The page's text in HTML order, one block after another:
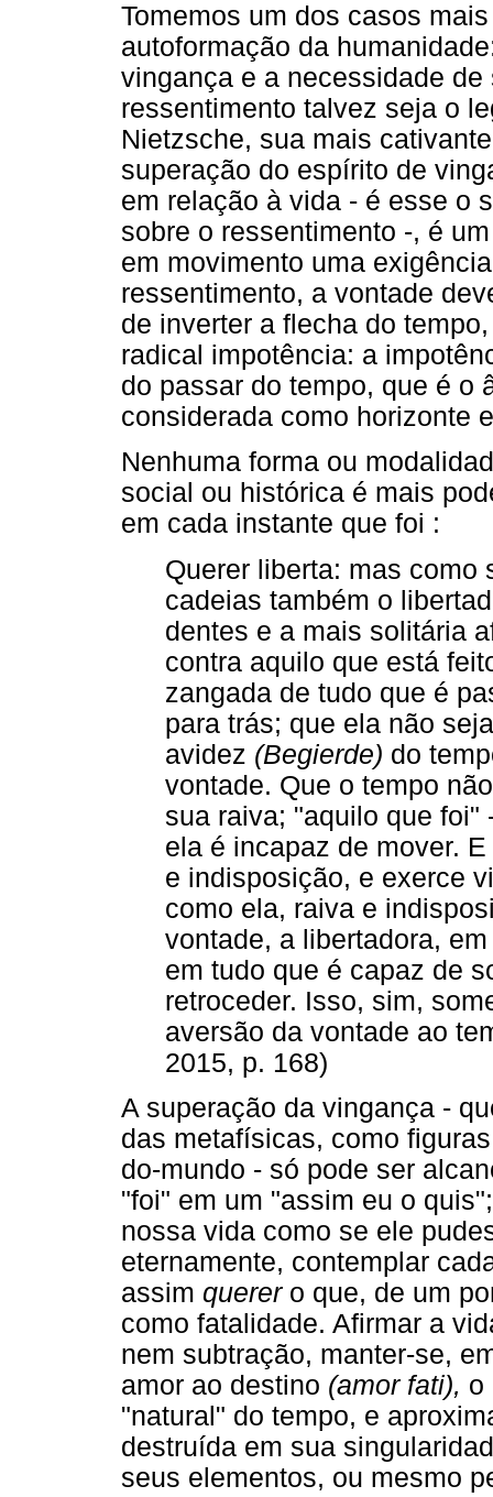
Tomemos um dos casos
autoformação da
vingança e a necessidade
ressentimento talvez seja o
Nietzsche, sua mais
superação do espírito de
em relação à vida - é esse o
sobre o ressentimento -, é
em movimento uma
ressentimento, a vontade
de inverter a flecha do
radical impotência: a
do passar do tempo, que é o
considerada como horizonte
Nenhuma forma ou
social ou histórica é mais
em cada instante que foi :
Querer liberta: mas como
cadeias também o
dentes e a mais solitária
contra aquilo que está
zangada de tudo que é
para trás; que ela não
avidez (Begierde) do
vontade. Que o tempo
sua raiva; "aquilo que foi"
ela é incapaz de mover.
e indisposição, e exerce
como ela, raiva e
vontade, a libertadora,
em tudo que é capaz de
retroceder. Isso, sim,
aversão da vontade ao
2015, p. 168)
A superação da vingança -
das metafísicas, como
do-mundo - só pode ser
"foi" em um "assim eu o
nossa vida como se ele
eternamente, contemplar
assim querero que, de um
como fatalidade. Afirmar a
nem subtração, manter-se,
amor ao destino (amor fati), o
"natural" do tempo, e
destruída em sua
seus elementos, ou mesmo